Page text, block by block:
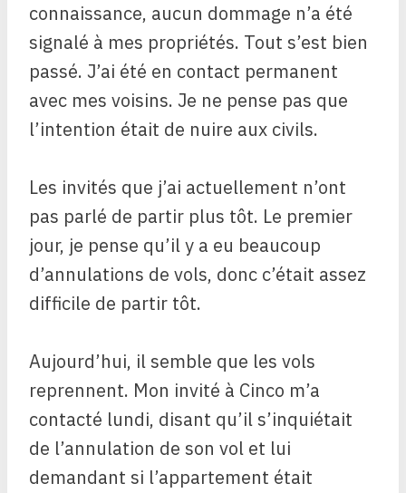
connaissance, aucun dommage n’a été
signalé à mes propriétés. Tout s’est bien
passé. J’ai été en contact permanent
avec mes voisins. Je ne pense pas que
l’intention était de nuire aux civils.
Les invités que j’ai actuellement n’ont
pas parlé de partir plus tôt. Le premier
jour, je pense qu’il y a eu beaucoup
d’annulations de vols, donc c’était assez
difficile de partir tôt.
Aujourd’hui, il semble que les vols
reprennent. Mon invité à Cinco m’a
contacté lundi, disant qu’il s’inquiétait
de l’annulation de son vol et lui
demandant si l’appartement était